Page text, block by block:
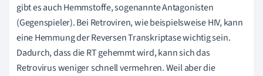
gibt es auch Hemmstoffe, sogenannte Antagonisten
(Gegenspieler). Bei Retroviren, wie beispielsweise HIV, kann
eine Hemmung der Reversen Transkriptase wichtig sein.
Dadurch, dass die RT gehemmt wird, kann sich das
Retrovirus weniger schnell vermehren. Weil aber die